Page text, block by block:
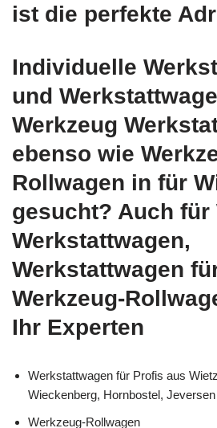
ist die perfekte
Individuelle
und
Werkzeug
ebenso wie
Rollwagen in für
gesucht? Auch für
Werkstattwagen,
Werkstattwagen
Werkzeug-
Ihr Experten
Werkstattwagen für Profis aus
Wieckenberg, Hornbostel, Jeversen
Werkzeug-Rollwagen